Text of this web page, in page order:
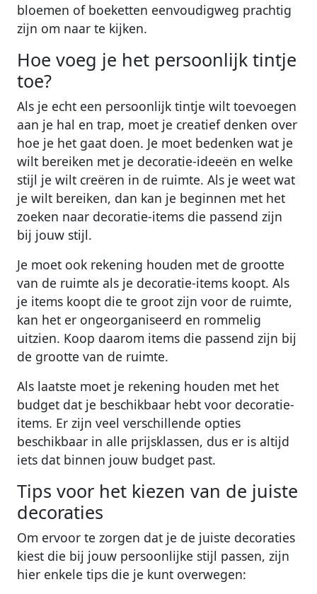
bloemen of boeketten eenvoudigweg prachtig
zijn om naar te kijken.
Hoe voeg je het persoonlijk tintje
toe?
Als je echt een persoonlijk tintje wilt toevoegen
aan je hal en trap, moet je creatief denken over
hoe je het gaat doen. Je moet bedenken wat je
wilt bereiken met je decoratie-ideeën en welke
stijl je wilt creëren in de ruimte. Als je weet wat
je wilt bereiken, dan kan je beginnen met het
zoeken naar decoratie-items die passend zijn
bij jouw stijl.
Je moet ook rekening houden met de grootte
van de ruimte als je decoratie-items koopt. Als
je items koopt die te groot zijn voor de ruimte,
kan het er ongeorganiseerd en rommelig
uitzien. Koop daarom items die passend zijn bij
de grootte van de ruimte.
Als laatste moet je rekening houden met het
budget dat je beschikbaar hebt voor decoratie-
items. Er zijn veel verschillende opties
beschikbaar in alle prijsklassen, dus er is altijd
iets dat binnen jouw budget past.
Tips voor het kiezen van de juiste
decoraties
Om ervoor te zorgen dat je de juiste decoraties
kiest die bij jouw persoonlijke stijl passen, zijn
hier enkele tips die je kunt overwegen: